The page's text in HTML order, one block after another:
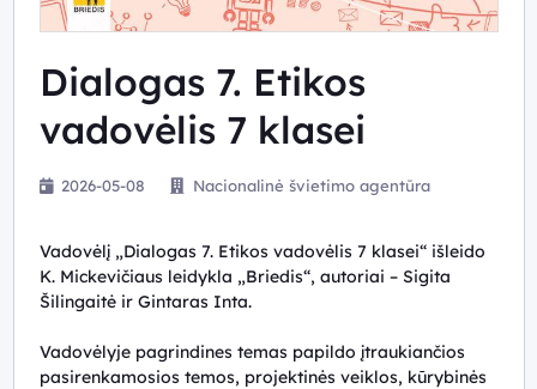
Dialogas 7. Etikos
vadovėlis 7 klasei
2026-05-08 Nacionalinė švietimo agentūra
Vadovėlį „Dialogas 7. Etikos vadovėlis 7 klasei“ išleido
K. Mickevičiaus leidykla „Briedis“, autoriai – Sigita
Šilingaitė ir Gintaras Inta.
Vadovėlyje pagrindines temas papildo įtraukiančios
pasirenkamosios temos, projektinės veiklos, kūrybinės